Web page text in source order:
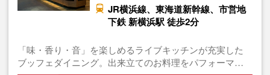
JR横浜線、東海道新幹線、市営地
下鉄 新横浜駅 徒歩2分
「味・香り・音」を楽しめるライブキッチンが充実した
ブッフェダイニング。出来立てのお料理をパフォーマ…